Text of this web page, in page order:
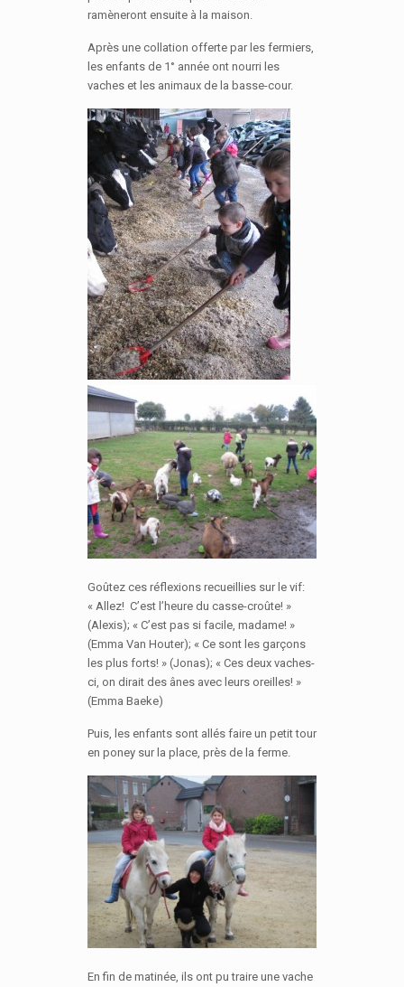
ramèneront ensuite à la maison.
Après une collation offerte par les fermiers,
les enfants de 1° année ont nourri les
vaches et les animaux de la basse-cour.
Goûtez ces réflexions recueillies sur le vif:
« Allez! C’est l’heure du casse-croûte! »
(Alexis); « C’est pas si facile, madame! »
(Emma Van Houter); « Ce sont les garçons
les plus forts! » (Jonas); « Ces deux vaches-
ci, on dirait des ânes avec leurs oreilles! »
(Emma Baeke)
Puis, les enfants sont allés faire un petit tour
en poney sur la place, près de la ferme.
En fin de matinée, ils ont pu traire une vache